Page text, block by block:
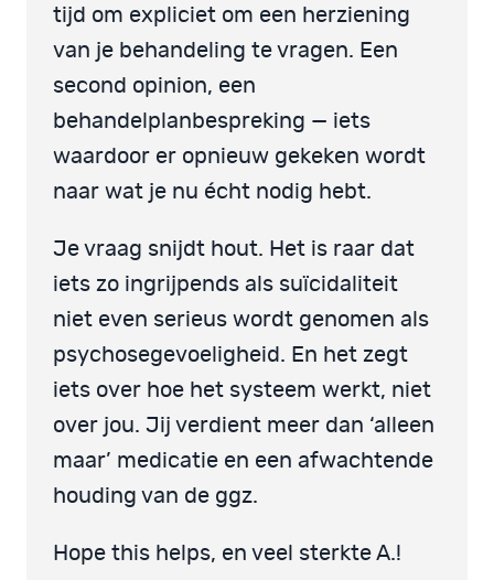
tijd om expliciet om een herziening
van je behandeling te vragen. Een
second opinion, een
behandelplanbespreking — iets
waardoor er opnieuw gekeken wordt
naar wat je nu écht nodig hebt.
Je vraag snijdt hout. Het is raar dat
iets zo ingrijpends als suïcidaliteit
niet even serieus wordt genomen als
psychosegevoeligheid. En het zegt
iets over hoe het systeem werkt, niet
over jou. Jij verdient meer dan ‘alleen
maar’ medicatie en een afwachtende
houding van de ggz.
Hope this helps, en veel sterkte A.!